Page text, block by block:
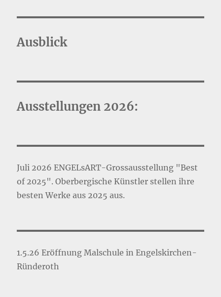
Ausblick
Ausstellungen 2026:
Juli 2026 ENGELsART-Grossausstellung "Best
of 2025". Oberbergische Künstler stellen ihre
besten Werke aus 2025 aus.
1.5.26 Eröffnung Malschule in Engelskirchen-
Ründeroth